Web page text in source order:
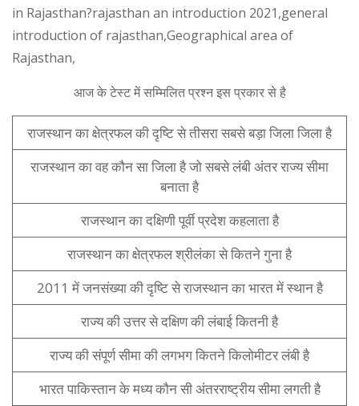
in Rajasthan?rajasthan an introduction 2021,general
introduction of rajasthan,Geographical area of ​​
Rajasthan,
आज के टेस्ट में सम्मिलित प्रश्न इस प्रकार से है
राजस्थान का क्षेत्रफल की दृष्टि से तीसरा सबसे बड़ा जिला जिला है
राजस्थान का वह कौन सा जिला है जो सबसे लंबी अंतर राज्य सीमा
बनाता है
राजस्थान का दक्षिणी पूर्वी प्रदेश कहलाता है
राजस्थान का क्षेत्रफल श्रीलंका से कितने गुना है
2011 में जनसंख्या की दृष्टि से राजस्थान का भारत में स्थान है
राज्य की उत्तर से दक्षिण की लंबाई कितनी है
राज्य की संपूर्ण सीमा की लगभग कितने किलोमीटर लंबी है
भारत पाकिस्तान के मध्य कौन सी अंतरराष्ट्रीय सीमा लगती है